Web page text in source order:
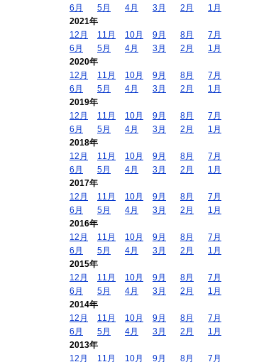
6月
5月 4月 3月 2月
1月
2021年
12月
11月 10月 9月 8月
7月
6月
5月 4月 3月 2月
1月
2020年
12月
11月 10月 9月 8月
7月
6月
5月 4月 3月 2月
1月
2019年
12月
11月 10月 9月 8月
7月
6月
5月 4月 3月 2月
1月
2018年
12月
11月 10月 9月 8月
7月
6月
5月 4月 3月 2月
1月
2017年
12月
11月 10月 9月 8月
7月
6月
5月 4月 3月 2月
1月
2016年
12月
11月 10月 9月 8月
7月
6月
5月 4月 3月 2月
1月
2015年
12月
11月 10月 9月 8月
7月
6月
5月 4月 3月 2月
1月
2014年
12月
11月 10月 9月 8月
7月
6月
5月 4月 3月 2月
1月
2013年
12月
11月 10月 9月 8月 7月